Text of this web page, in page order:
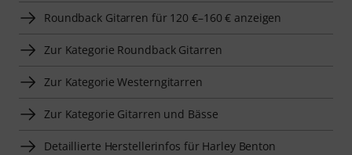
Roundback Gitarren für 120 €–160 € anzeigen
Zur Kategorie Roundback Gitarren
Zur Kategorie Westerngitarren
Zur Kategorie Gitarren und Bässe
Detaillierte Herstellerinfos für Harley Benton